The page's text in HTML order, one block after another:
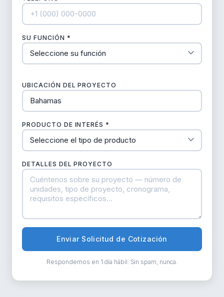
SU FUNCIÓN *
UBICACIÓN DEL PROYECTO
PRODUCTO DE INTERÉS *
DETALLES DEL PROYECTO
Enviar Solicitud de Cotización
Respondemos en 1 día hábil. Sin spam, nunca.